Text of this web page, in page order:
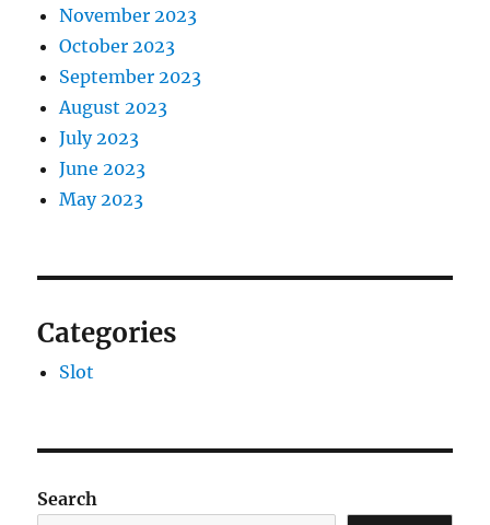
November 2023
October 2023
September 2023
August 2023
July 2023
June 2023
May 2023
Categories
Slot
Search